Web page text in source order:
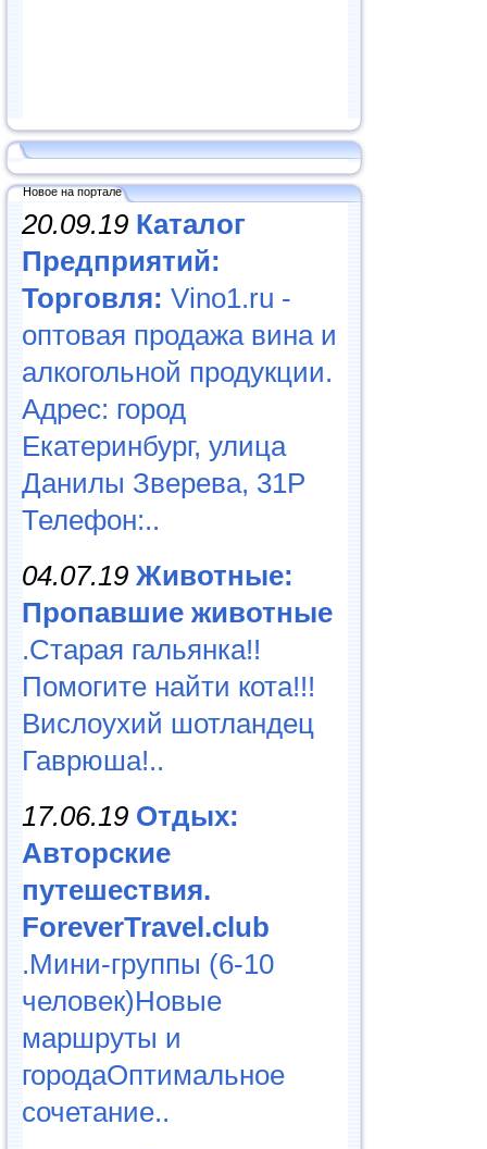
Новое на портале
20.09.19 Каталог
Предприятий:
Торговля: Vino1.ru -
оптовая продажа вина и
алкогольной продукции.
Адрес: город
Екатеринбург, улица
Данилы Зверева, 31Р
Телефон:..
04.07.19 Животные:
Пропавшие животные
.Старая гальянка!!
Помогите найти кота!!!
Вислоухий шотландец
Гаврюша!..
17.06.19 Отдых:
Авторские
путешествия.
ForeverTravel.club
.Мини-группы (6-10
человек)Новые
маршруты и
городаОптимальное
сочетание..